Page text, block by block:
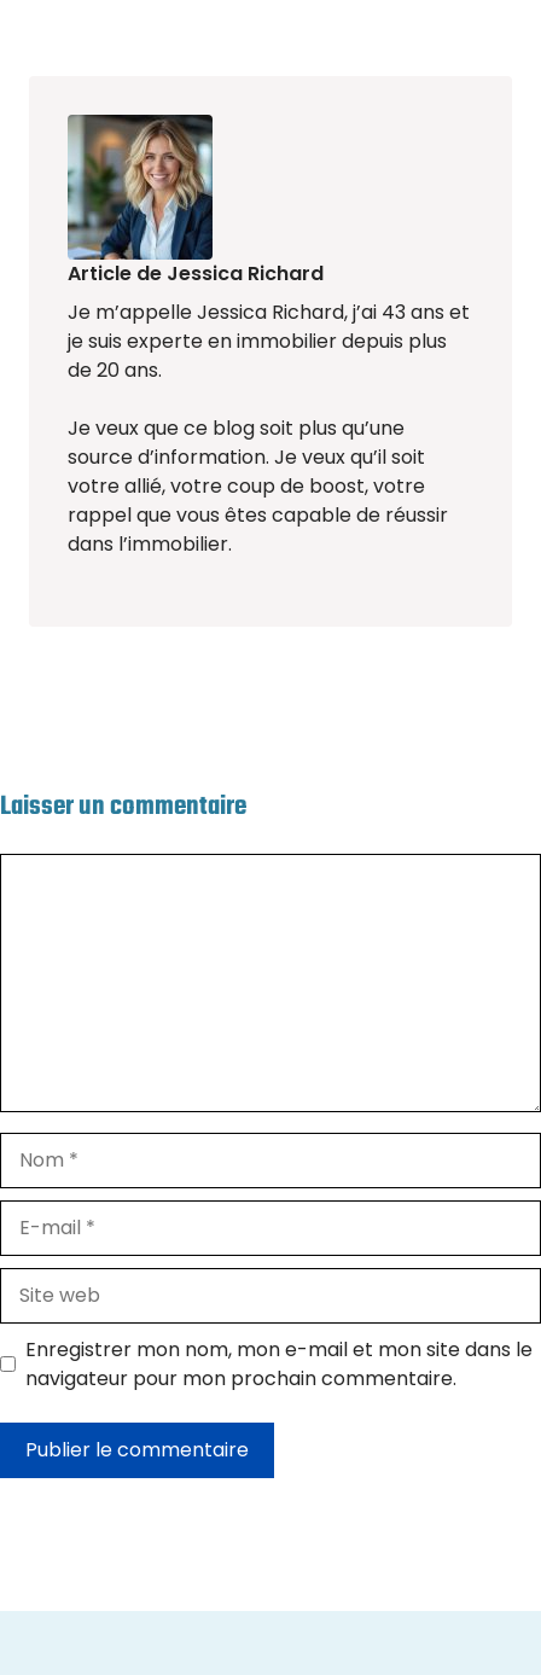
Article de Jessica Richard
Je m’appelle Jessica Richard, j’ai 43 ans et
je suis experte en immobilier depuis plus
de 20 ans.
Je veux que ce blog soit plus qu’une
source d’information. Je veux qu’il soit
votre allié, votre coup de boost, votre
rappel que vous êtes capable de réussir
dans l’immobilier.
Laisser un commentaire
mail
web
Enregistrer mon nom, mon e-mail et mon site dans le
navigateur pour mon prochain commentaire.